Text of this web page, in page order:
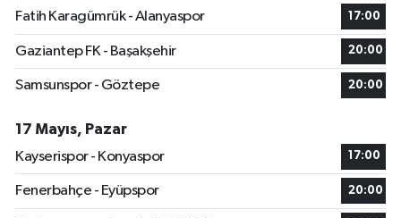
Fatih Karagümrük - Alanyaspor
17:00
Gaziantep FK - Başakşehir 20:00
Samsunspor - Göztepe 20:00
17 Mayıs, Pazar
Kayserispor - Konyaspor
17:00
Fenerbahçe - Eyüpspor 20:00